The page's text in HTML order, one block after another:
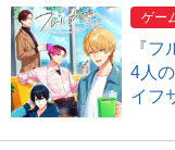
ゲー
『
4人
イフ